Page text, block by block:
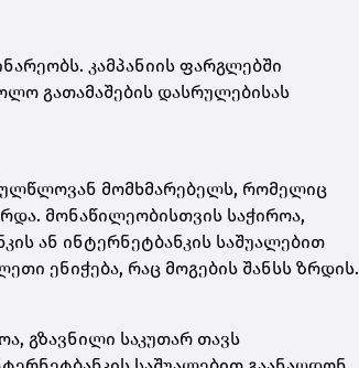
კამპანიის ფარგლებში
გათამაშების დასრულებისას
მომხმარებელს, რომელიც
მონაწილეობისთვის საჭიროა,
ან ინტერნეტბანკის საშუალებით
ენიჭება, რაც მოგების შანსს ზრდის.
გზავნილი საკუთარ თავს